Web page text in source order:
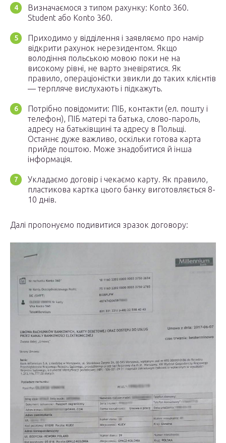
Визначаємося з типом рахунку: Konto 360.
Student або Konto 360.
Приходимо у відділення і заявляємо про намір
відкрити рахунок нерезидентом. Якщо
володіння польською мовою поки не на
високому рівні, не варто зневірятися. Як
правило, операціоністки звикли до таких клієнтів
— терпляче вислухають і підкажуть.
Потрібно повідомити: ПІБ, контакти (ел. пошту і
телефон), ПІБ матері та батька, слово-пароль,
адресу на батьківщині та адресу в Польщі.
Останнє дуже важливо, оскільки готова карта
прийде поштою. Може знадобитися й інша
інформація.
Укладаємо договір і чекаємо карту. Як правило,
пластикова картка цього банку виготовляється 8-
10 днів.
Далі пропонуємо подивитися зразок договору: